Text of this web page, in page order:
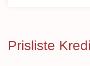
Prisliste